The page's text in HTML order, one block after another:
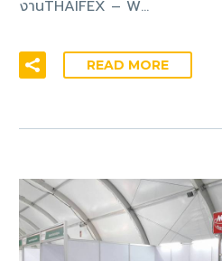
งานTHAIFEX – W…
READ MORE